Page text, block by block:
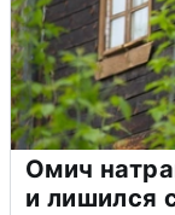
Омич
и лишился